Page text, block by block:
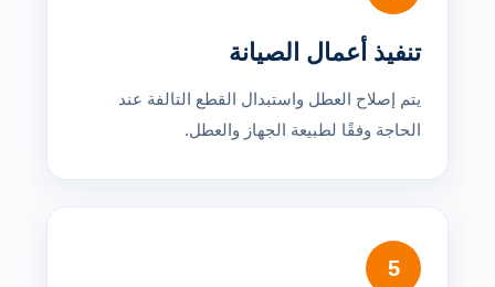
تنفيذ أعمال الصيانة
يتم إصلاح العطل واستبدال القطع التالفة عند
الحاجة وفقًا لطبيعة الجهاز والعطل.
5